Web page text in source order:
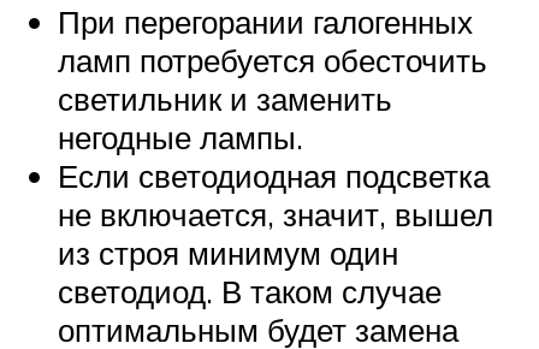
При перегорании галогенных
ламп потребуется обесточить
светильник и заменить
негодные лампы.
Если светодиодная подсветка
не включается, значит, вышел
из строя минимум один
светодиод. В таком случае
оптимальным будет замена